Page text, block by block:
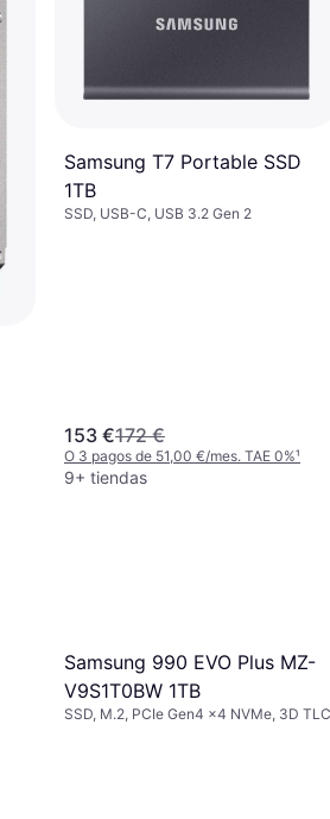
Samsung T7 Portable SSD
1TB
SSD, USB-C, USB 3.2 Gen 2
153 €172 €
O 3 pagos de 51,00 €/mes. TAE 0%¹
9+ tiendas
Samsung 990 EVO Plus MZ-
V9S1T0BW 1TB
SSD, M.2, PCIe Gen4 x4 NVMe, 3D TLC